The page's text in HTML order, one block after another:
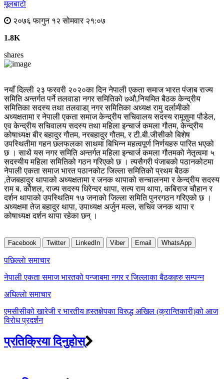
मूलबाटाे
२०७६ फागुन १२ सोमवार २१:०७
1.8K
shares
नयाँ दिल्ली २३ फरवरी २०२०का दिन नेपाली एकता समाज भारत पंजाब राज्य
समिति अन्तर्गत पर्ने तलवाडा नगर समितिको ७औ,नियमित बैठक केन्द्रीय
समितिका सदस्य तथा तलवाडा् नगर समितिका अध्यक्ष रामु दर्लामीको
अध्यक्षतामा र नेपाली एकता समाज केन्द्रीय सचिवालय सदस्य रामूसुमा पौडेल,
एव केन्द्रीय सचिवालय सदस्य तथा महिला इन्चार्ज कमला गौतम, केन्द्रीय
कोषाध्यक्ष बीर बहादुर गौतम, नरबहादुर गौतम, र टी.बी.जीसीको बिशेष
उपस्थितीमा गहन छलफलका साथमा बिभिन्न महत्वपूर्ण निर्णयहरु पारित भएको
छ । साथै यस नगर समिति अन्तर्गत महिला इन्चार्ज कमला गौतमको नेतृत्वमा ५
सदस्यीय महिला समितिको गठन गरिएको छ । त्यसैगरी पंजाबको पठानकोटमा
नेपाली एकता समाज भारत पठानकोट जिल्ला समितिको प्रथम बैठक
,तेजबहादुर थापाको अध्यक्षतामा र जनक थापाको सन्चालनमा र केन्द्रीय सदस्य
राम ब. कौशल, राज्य सदस्य धिरेन्दर थापा, सत्य राम थापा, कबिराज चौहान र
दर्शन थापाको उपस्थितिम १७ जनाको जिल्ला समिति पुनरगठन गरिएको छ ।
अध्यक्षमा तेज बहादुर थापा, उपाध्यक्ष अर्जुन मल्ल, सचिव जनक थापा र
कोषाध्यक्ष दर्शन थापा रहेका छन् ।
Facebook Twitter LinkedIn Viber Email WhatsApp
Post
navigation
पछिल्लाे समाचार
नेपाली एकता समाज भारतको पन्जाबमा नगर र जिल्लाका बैठकहरु सम्पन्न
अघिल्लाे समाचार
एमसीसीको खारेजी र भारतीय हस्तक्षेपका विरुद्ध अखिल (क्रान्तिकारी)को आज
विरोध प्रदर्शन
प्रतिक्रिया दिनुहोस्